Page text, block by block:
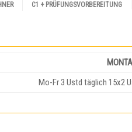
C1 + PRÜFUNGSVORBEREITUNG
Mo-Fr 3 Ustd täglich 15x2